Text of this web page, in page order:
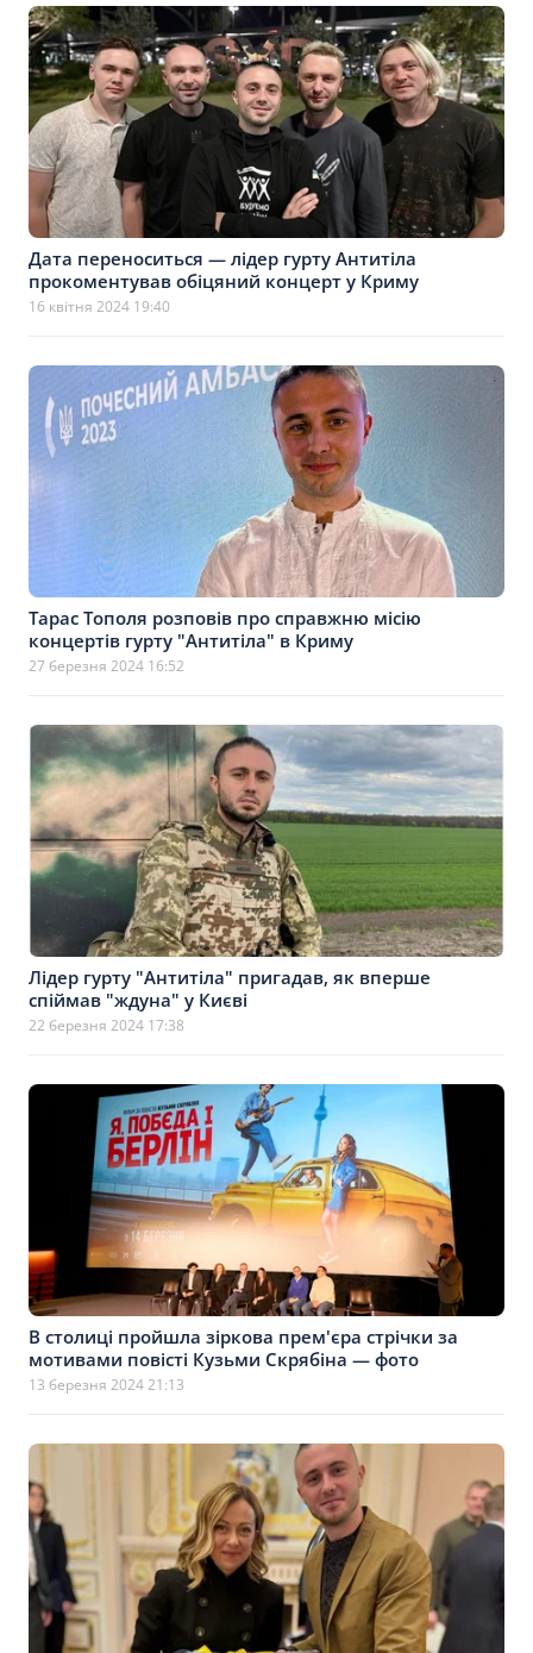
Дата переноситься — лідер гурту Антитіла
прокоментував обіцяний концерт у Криму
16 квітня 2024 19:40
Тарас Тополя розповів про справжню місію
концертів гурту "Антитіла" в Криму
27 березня 2024 16:52
Лідер гурту "Антитіла" пригадав, як вперше
спіймав "ждуна" у Києві
22 березня 2024 17:38
В столиці пройшла зіркова прем'єра стрічки за
мотивами повісті Кузьми Скрябіна — фото
13 березня 2024 21:13